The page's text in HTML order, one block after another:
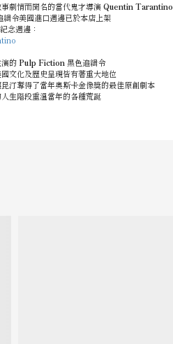
劇情而聞名的當代鬼才導演Quentin Tarantino
令美國進口週邊已於本店上架
念週邊：
的Pulp Fiction 黑色追緝令
文化及歷史呈現皆有著重大地位
汀奪得了當年奧斯卡金像獎的最佳原創劇本
生階段重溫當年的各種荒誕